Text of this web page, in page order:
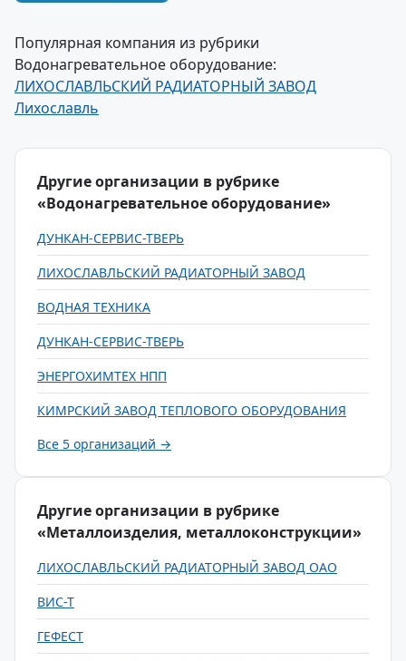
Популярная компания из рубрики
Водонагревательное оборудование:
ЛИХОСЛАВЛЬСКИЙ РАДИАТОРНЫЙ ЗАВОД
Лихославль
Другие организации в рубрике
«Водонагревательное оборудование»
ДУНКАН-СЕРВИС-ТВЕРЬ
ЛИХОСЛАВЛЬСКИЙ РАДИАТОРНЫЙ ЗАВОД
ВОДНАЯ ТЕХНИКА
ДУНКАН-СЕРВИС-ТВЕРЬ
ЭНЕРГОХИМТЕХ НПП
КИМРСКИЙ ЗАВОД ТЕПЛОВОГО ОБОРУДОВАНИЯ
Все 5 организаций →
Другие организации в рубрике
«Металлоизделия, металлоконструкции»
ЛИХОСЛАВЛЬСКИЙ РАДИАТОРНЫЙ ЗАВОД ОАО
ВИС-Т
ГЕФЕСТ